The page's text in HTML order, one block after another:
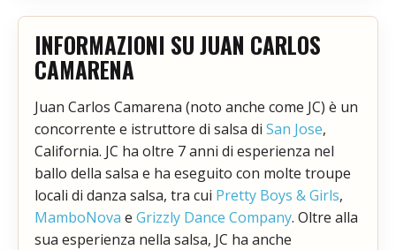
INFORMAZIONI SU JUAN CARLOS
CAMARENA
Juan Carlos Camarena (noto anche come JC) è un
concorrente e istruttore di salsa di San Jose,
California. JC ha oltre 7 anni di esperienza nel
ballo della salsa e ha eseguito con molte troupe
locali di danza salsa, tra cui Pretty Boys & Girls,
MamboNova e Grizzly Dance Company. Oltre alla
sua esperienza nella salsa, JC ha anche